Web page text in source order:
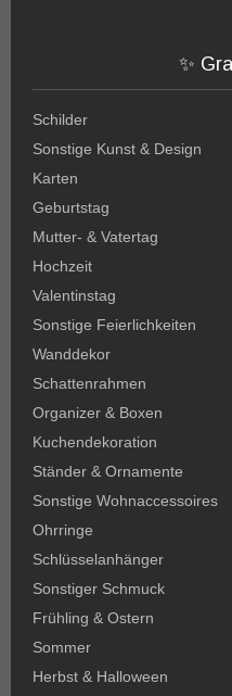
✨
Schilder
Sonstige Kunst & Design
Karten
Geburtstag
Mutter- & Vatertag
Hochzeit
Valentinstag
Sonstige Feierlichkeiten
Wanddekor
Schattenrahmen
Organizer & Boxen
Kuchendekoration
Ständer & Ornamente
Sonstige Wohnaccessoires
Ohrringe
Schlüsselanhänger
Sonstiger Schmuck
Frühling & Ostern
Sommer
Herbst & Halloween